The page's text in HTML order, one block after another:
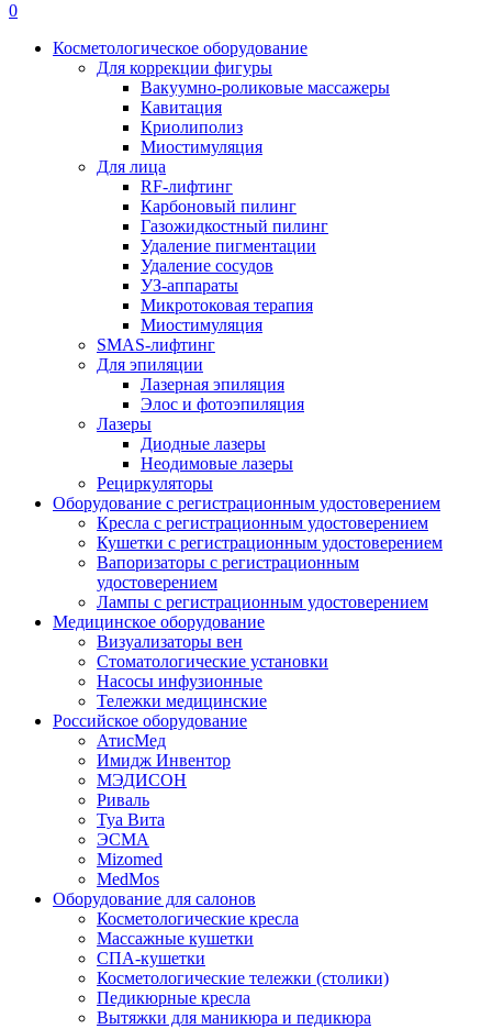
0
Косметологическое оборудование
Для коррекции фигуры
Вакуумно-роликовые массажеры
Кавитация
Криолиполиз
Миостимуляция
Для лица
RF-лифтинг
Карбоновый пилинг
Газожидкостный пилинг
Удаление пигментации
Удаление сосудов
УЗ-аппараты
Микротоковая терапия
Миостимуляция
SMAS-лифтинг
Для эпиляции
Лазерная эпиляция
Элос и фотоэпиляция
Лазеры
Диодные лазеры
Неодимовые лазеры
Рециркуляторы
Оборудование с регистрационным удостоверением
Кресла с регистрационным удостоверением
Кушетки с регистрационным удостоверением
Вапоризаторы с регистрационным
удостоверением
Лампы с регистрационным удостоверением
Медицинское оборудование
Визуализаторы вен
Стоматологические установки
Насосы инфузионные
Тележки медицинские
Российское оборудование
АтисМед
Имидж Инвентор
МЭДИСОН
Риваль
Туа Вита
ЭСМА
Mizomed
MedMos
Оборудование для салонов
Косметологические кресла
Массажные кушетки
СПА-кушетки
Косметологические тележки (столики)
Педикюрные кресла
Вытяжки для маникюра и педикюра